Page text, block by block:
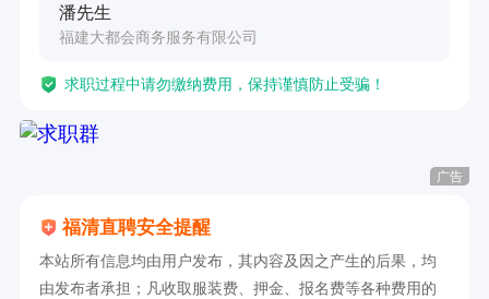
4.业绩分析与优化：跟踪分析团队业绩，提供反馈
5.客户关系协同：协助识别潜在客户，参与重要客
户谈判与关系维护。
潘先生
福建大都会商务服务有限公司
求职过程中请勿缴纳费用，保持谨慎防止受骗！
广告
福清直聘安全提醒
本站所有信息均由用户发布，其内容及因之产生的后果，均
由发布者承担；凡收取服装费、押金、报名费等各种费用的